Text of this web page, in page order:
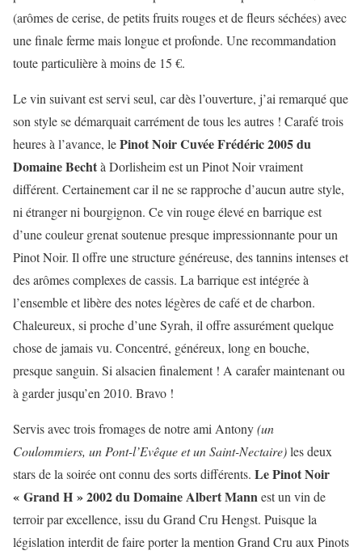
(arômes de cerise, de petits fruits rouges et de fleurs séchées) avec
une finale ferme mais longue et profonde. Une recommandation
toute particulière à moins de 15 €.
Le vin suivant est servi seul, car dès l’ouverture, j’ai remarqué que
son style se démarquait carrément de tous les autres ! Carafé trois
heures à l’avance, lePinot Noir Cuvée Frédéric 2005 du
Domaine Bechtà Dorlisheim est un Pinot Noir vraiment
différent. Certainement car il ne se rapproche d’aucun autre style,
ni étranger ni bourgignon. Ce vin rouge élevé en barrique est
d’une couleur grenat soutenue presque impressionnante pour un
Pinot Noir. Il offre une structure généreuse, des tannins intenses et
des arômes complexes de cassis. La barrique est intégrée à
l’ensemble et libère des notes légères de café et de charbon.
Chaleureux, si proche d’une Syrah, il offre assurément quelque
chose de jamais vu. Concentré, généreux, long en bouche,
presque sanguin. Si alsacien finalement ! A carafer maintenant ou
à garder jusqu’en 2010. Bravo !
Servis avec trois fromages de notre ami Antony(un
Coulommiers, un Pont-l’Evêque et un Saint-Nectaire)les deux
stars de la soirée ont connu des sorts différents. Le Pinot Noir
« Grand H » 2002 du Domaine Albert Mannest un vin de
terroir par excellence, issu du Grand Cru Hengst. Puisque la
législation interdit de faire porter la mention Grand Cru aux Pinots